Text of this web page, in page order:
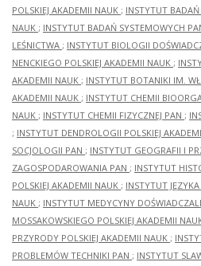
POLSKIEJ AKADEMII NAUK ; INSTYTUT BADAŃ
NAUK ; INSTYTUT BADAŃ SYSTEMOWYCH
LEŚNICTWA ; INSTYTUT BIOLOGII
NENCKIEGO POLSKIEJ AKADEMII NAUK ;
AKADEMII NAUK ; INSTYTUT BOTANIKI IM.
AKADEMII NAUK ; INSTYTUT CHEMII
NAUK ; INSTYTUT CHEMII FIZYCZNEJ PAN ;
; INSTYTUT DENDROLOGII POLSKIEJ
SOCJOLOGII PAN ; INSTYTUT GEOGRAFII I
ZAGOSPODAROWANIA PAN ; INSTYTUT
POLSKIEJ AKADEMII NAUK ; INSTYTUT
NAUK ; INSTYTUT MEDYCYNY
MOSSAKOWSKIEGO POLSKIEJ AKADEMII
PRZYRODY POLSKIEJ AKADEMII NAUK ;
PROBLEMÓW TECHNIKI PAN ; INSTYTUT